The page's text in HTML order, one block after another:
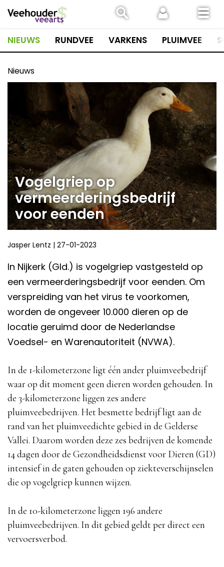
naar
inhoud
NIEUWS RUNDVEE VARKENS PLUIMVEE
Nieuws
Vogelgriep op
vermeerderingsbedrijf
voor eenden
Jasper Lentz | 27-01-2023
In Nijkerk (Gld.) is vogelgriep vastgesteld op
een vermeerderingsbedrijf voor eenden. Om
verspreiding van het virus te voorkomen,
worden de ongeveer 10.000 dieren op de
locatie geruimd door de Nederlandse
Voedsel- en Warenautoriteit (NVWA).
In de 1-kilometerzone ligt één ander pluimveebedrijf
waar op dit moment geen dieren worden gehouden. In
de 3-kilometerzone liggen zes andere
pluimveebedrijven. Het besmette bedrijf ligt aan de
rand van het pluimveedichte gebied in de Gelderse
Vallei. Daarom worden deze zes bedrijven de komende
14 dagen door de Gezondheidsdienst voor Dieren (GD)
intensief in de gaten gehouden op ziekteverschijnselen
die op vogelgriep kunnen wijzen.
In de 10-kilometerzone liggen 196 andere
pluimveebedrijven. In dit gebied geldt per direct een
vervoersverbod.